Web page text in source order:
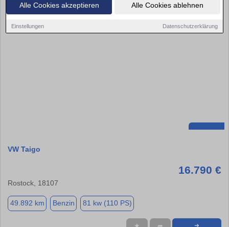
Alle Cookies akzeptieren Alle Cookies ablehnen
Einstellungen Datenschutzerklärung
VW Taigo
16.790 €
Rostock, 18107
49.892 km Benzin 81 kw (110 PS)